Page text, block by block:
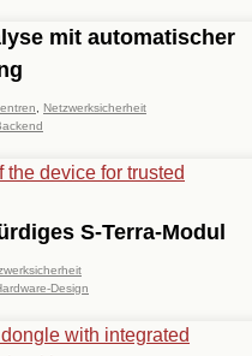
mit automatischer
Netzwerksicherheit
S-Terra-Modul
Design